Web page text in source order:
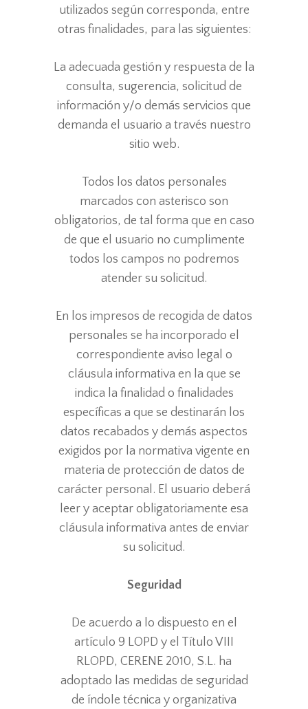
utilizados según corresponda, entre
otras finalidades, para las siguientes:
La adecuada gestión y respuesta de la
consulta, sugerencia, solicitud de
información y/o demás servicios que
demanda el usuario a través nuestro
sitio web.
Todos los datos personales
marcados con asterisco son
obligatorios, de tal forma que en caso
de que el usuario no cumplimente
todos los campos no podremos
atender su solicitud.
En los impresos de recogida de datos
personales se ha incorporado el
correspondiente aviso legal o
cláusula informativa en la que se
indica la finalidad o finalidades
específicas a que se destinarán los
datos recabados y demás aspectos
exigidos por la normativa vigente en
materia de protección de datos de
carácter personal. El usuario deberá
leer y aceptar obligatoriamente esa
cláusula informativa antes de enviar
su solicitud.
Seguridad
De acuerdo a lo dispuesto en el
artículo 9 LOPD y el Título VIII
RLOPD, CERENE 2010, S.L. ha
adoptado las medidas de seguridad
de índole técnica y organizativa